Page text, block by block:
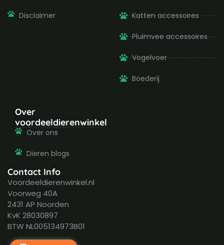
Disclaimer Katten accessoires
Pluimvee accessoires
Vogelvoer
Boederij
Over
voordeeldierenwinkel
Over ons
Dieren blogs
Contact Info
Voordeeldierenwinkel.nl
Voorweg 40A
2431 AP Noorden
KvK 28030897
BTW NL005134973B01